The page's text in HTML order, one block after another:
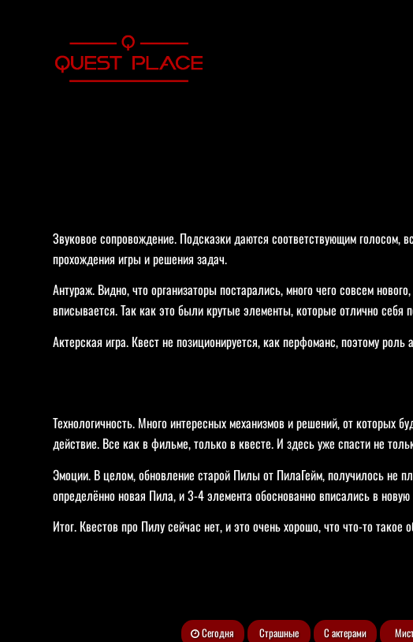
Звуковое сопровождение. Подсказки даются соответствующим голосом,
прохождения игры и решения задач.
Антураж. Видно, что организаторы постарались, много чего совсем
вписывается. Так как это были крутые элементы, которые отлично себя
Актерская игра. Квест не позиционируется, какперфоманс,поэтому роль
Технологичность. Много интересных механизмов и решений, от которых
действие. Все как в фильме, только в квесте. И здесь уже спасти не
Эмоции. В целом, обновление старой Пилы от ПилаГейм, получилось не
определённо новая Пила, и 3-4 элемента обоснованно вписались в
Итог. Квестов про Пилу сейчас нет, и это очень хорошо, что что-то
Сегодня Страшные С актерами